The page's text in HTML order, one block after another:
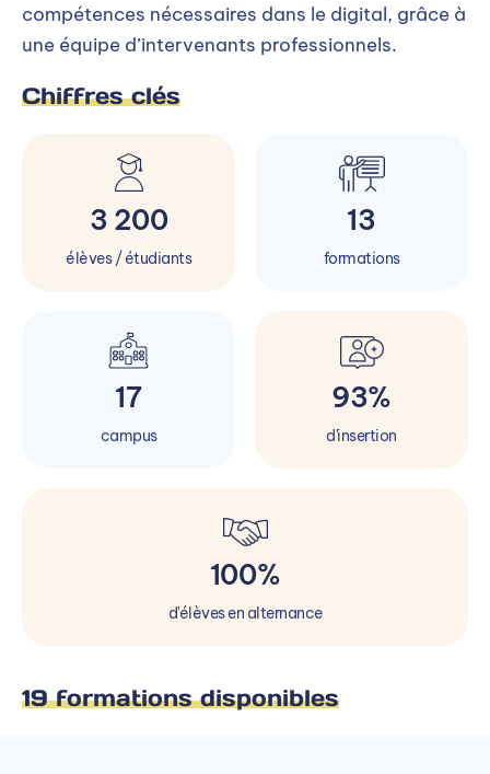
compétences nécessaires dans le digital, grâce à
une équipe d’intervenants professionnels.
Chiffres clés
3 200
élèves / étudiants
13
formations
17
campus
93%
d'insertion
100%
d'élèves en alternance
19 formations disponibles